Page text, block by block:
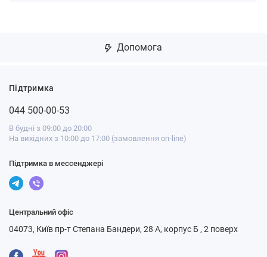
Допомога
Підтримка
044 500-00-53
В будні з 09:00 до 20:00
На вихідних з 10:00 до 17:00 (замовлення on-line)
Підтримка в мессенджері
Центральний офіс
04073, Київ пр-т Степана Бандери, 28 А, корпус Б , 2 поверх